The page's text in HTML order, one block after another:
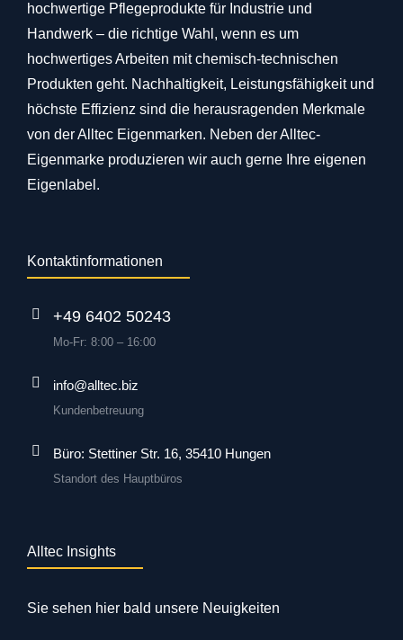
hochwertige Pflegeprodukte für Industrie und
Handwerk – die richtige Wahl, wenn es um
hochwertiges Arbeiten mit chemisch-technischen
Produkten geht. Nachhaltigkeit, Leistungsfähigkeit und
höchste Effizienz sind die herausragenden Merkmale
von der Alltec Eigenmarken. Neben der Alltec-
Eigenmarke produzieren wir auch gerne Ihre eigenen
Eigenlabel.
Kontaktinformationen
+49 6402 50243
Mo-Fr: 8:00 – 16:00
info@alltec.biz
Kundenbetreuung
Büro: Stettiner Str. 16, 35410 Hungen
Standort des Hauptbüros
Alltec Insights
Sie sehen hier bald unsere Neuigkeiten